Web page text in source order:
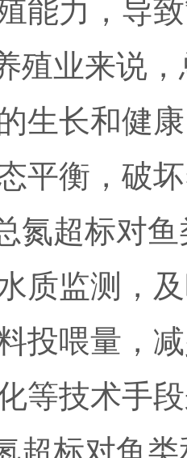
能力，导
殖业来说
生长和健
平衡，破
氮超标对
质监测，
投喂量，
等技术手